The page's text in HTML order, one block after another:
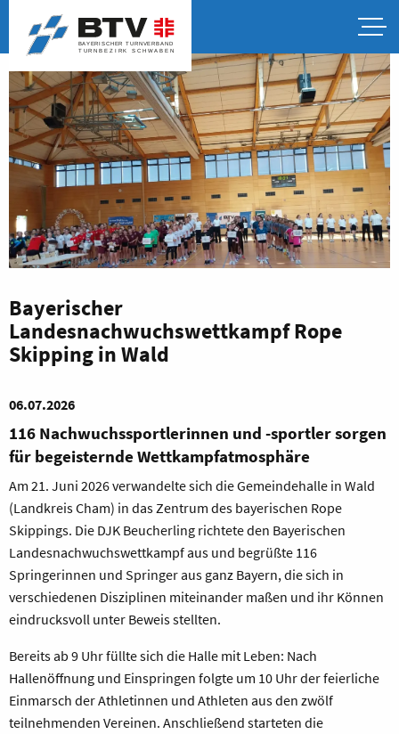
Bayerischer
Landesnachwuchswettkampf Rope
Skipping in Wald
06.07.2026
116 Nachwuchssportlerinnen und -sportler sorgen
für begeisternde Wettkampfatmosphäre
Am 21. Juni 2026 verwandelte sich die Gemeindehalle in Wald
(Landkreis Cham) in das Zentrum des bayerischen Rope
Skippings. Die DJK Beucherling richtete den Bayerischen
Landesnachwuchswettkampf aus und begrüßte 116
Springerinnen und Springer aus ganz Bayern, die sich in
verschiedenen Disziplinen miteinander maßen und ihr Können
eindrucksvoll unter Beweis stellten.
Bereits ab 9 Uhr füllte sich die Halle mit Leben: Nach
Hallenöffnung und Einspringen folgte um 10 Uhr der feierliche
Einmarsch der Athletinnen und Athleten aus den zwölf
teilnehmenden Vereinen. Anschließend starteten die